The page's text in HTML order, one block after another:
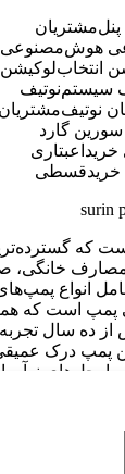
پنل‌مشتریان
هوش‌مصنوعی
انتخاب‌لوکیشن
سیستم‌نوتیف
نوتیف‌مشتریان
سورین گارد
خرید‌اعبتاری
خرید‌قسطی
که
خانگی،
انواع
است که
از ده سال
پمپ درک
راه‌حل‌های